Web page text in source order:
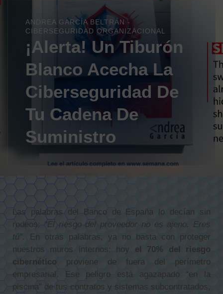
ANDREA GARCÍA BELTRÁN -
CIBERSEGURIDAD ORGANIZACIONAL
¡Alerta! Un Tiburón
Blanco Acecha La
Ciberseguridad De
Tu Cadena De
Suministro
Las palabras del Banco de España lo decían sin
rodeos:
“El riesgo del proveedor no es ajeno. Eres
tú”. En otras palabras, ya no basta con proteger
nuestros muros internos: hoy el 70% del riesgo
cibernético proviene de fuera del perímetro
empresarial. Ese peligro está agazapado “en la
piscina” de tus contratos y sistemas subcontratados,